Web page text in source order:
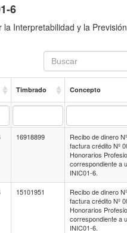
6
Interpretabilidad y la
Timbrado Concepto
16918899
Recibo de dinero
factura crédito Nº
Honorarios
correspondiente a
INIC01-6.
15101951
Recibo de dinero
factura crédito Nº
Honorarios
correspondiente a
INIC01-6.